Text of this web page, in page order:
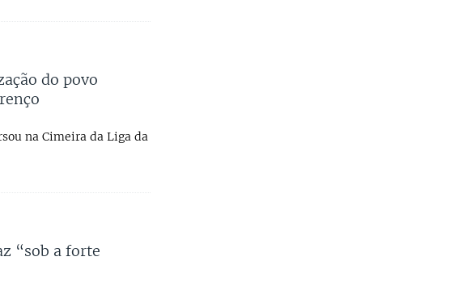
do povo
na Cimeira da Liga da
“sob a forte